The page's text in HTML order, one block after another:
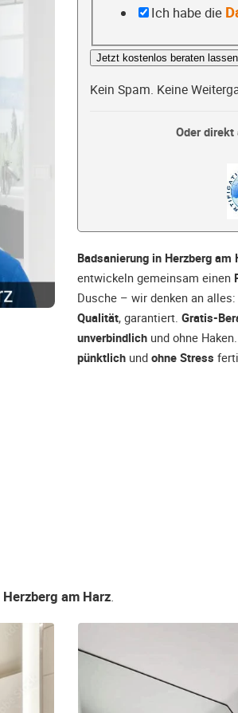
Ich habe die
Jetzt kostenlos beraten lassen
Kein Spam. Keine
Oder direkt
Badsanierung in Herzberg am
entwickeln gemeinsam einen
Dusche – wir denken an alles:
Qualität, garantiert. Gratis-
unverbindlich und ohne
pünktlich und ohne Stress
Herzberg am Harz.